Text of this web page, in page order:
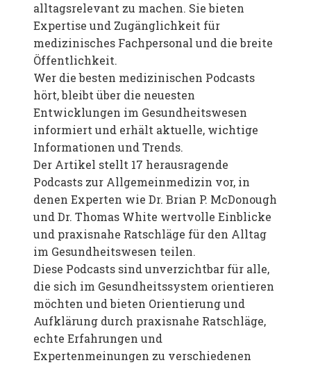
alltagsrelevant zu machen. Sie bieten
Expertise und Zugänglichkeit für
medizinisches Fachpersonal und die breite
Öffentlichkeit.
Wer die besten medizinischen Podcasts
hört, bleibt über die neuesten
Entwicklungen im Gesundheitswesen
informiert und erhält aktuelle, wichtige
Informationen und Trends.
Der Artikel stellt 17 herausragende
Podcasts zur Allgemeinmedizin vor, in
denen Experten wie Dr. Brian P. McDonough
und Dr. Thomas White wertvolle Einblicke
und praxisnahe Ratschläge für den Alltag
im Gesundheitswesen teilen.
Diese Podcasts sind unverzichtbar für alle,
die sich im Gesundheitssystem orientieren
möchten und bieten Orientierung und
Aufklärung durch praxisnahe Ratschläge,
echte Erfahrungen und
Expertenmeinungen zu verschiedenen